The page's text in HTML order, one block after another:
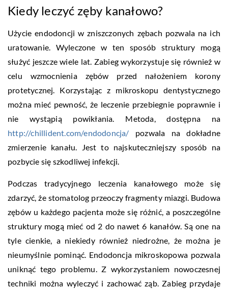
Kiedy leczyć zęby kanałowo?
Użycie endodoncji w zniszczonych zębach pozwala na ich
uratowanie. Wyleczone w ten sposób struktury mogą
służyć jeszcze wiele lat. Zabieg wykorzystuje się również w
celu wzmocnienia zębów przed nałożeniem korony
protetycznej. Korzystając z mikroskopu dentystycznego
można mieć pewność, że leczenie przebiegnie poprawnie i
nie wystąpią powikłania. Metoda, dostępna na
http://chillident.com/endodoncja/ pozwala na dokładne
zmierzenie kanału. Jest to najskuteczniejszy sposób na
pozbycie się szkodliwej infekcji.
Podczas tradycyjnego leczenia kanałowego może się
zdarzyć, że stomatolog przeoczy fragmenty miazgi. Budowa
zębów u każdego pacjenta może się różnić, a poszczególne
struktury mogą mieć od 2 do nawet 6 kanałów. Są one na
tyle cienkie, a niekiedy również niedrożne, że można je
nieumyślnie pominąć. Endodoncja mikroskopowa pozwala
uniknąć tego problemu. Z wykorzystaniem nowoczesnej
techniki można wyleczyć i zachować ząb. Zabieg przydaje